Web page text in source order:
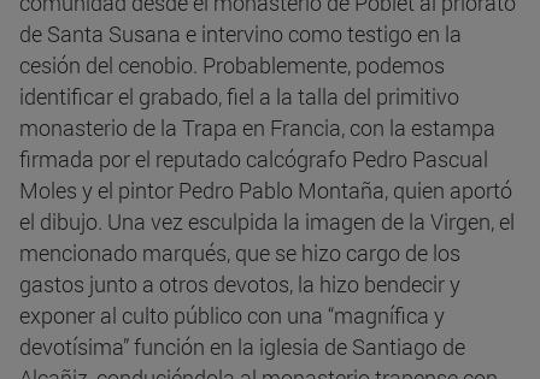
de Santa Susana e intervino como testigo en la
cesión del cenobio. Probablemente, podemos
identificar el grabado, fiel a la talla del primitivo
monasterio de la Trapa en Francia, con la estampa
firmada por el reputado calcógrafo Pedro Pascual
Moles y el pintor Pedro Pablo Montaña, quien aportó
el dibujo. Una vez esculpida la imagen de la Virgen, el
mencionado marqués, que se hizo cargo de los
gastos junto a otros devotos, la hizo bendecir y
exponer al culto público con una “magnífica y
devotísima” función en la iglesia de Santiago de